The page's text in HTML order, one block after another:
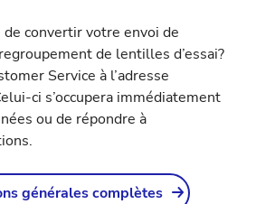
convertir votre envoi de
de lentilles d’essai?
Service à l’adresse
ci s’occupera immédiatement
ou de répondre à
générales complètes